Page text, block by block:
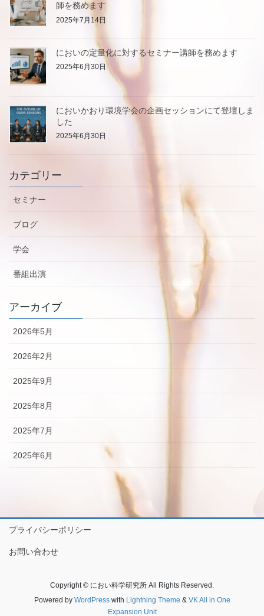
師を務めます
2025年7月14日
においの定量化に対するセミナー講師を務めます
2025年6月30日
においかおり環境学会の企画セッションにて登壇しま
した
2025年6月30日
カテゴリー
セミナー
ブログ
学会
番組出演
アーカイブ
2026年5月
2026年2月
2025年9月
2025年8月
2025年7月
2025年6月
プライバシーポリシー
お問い合わせ
Copyright © におい科学研究所 All Rights Reserved.
Powered by WordPresswith Lightning Theme & VK All in One
Expansion Unit